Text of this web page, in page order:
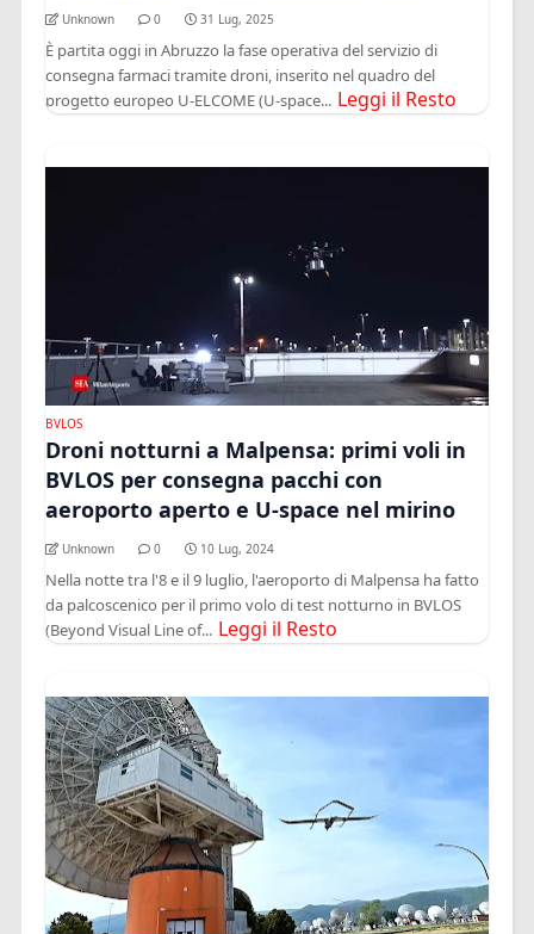
Unknown 0 31 Lug, 2025
È partita oggi in Abruzzo la fase operativa del servizio di
consegna farmaci tramite droni, inserito nel quadro del
progetto europeo U‑ELCOME (U-space... Leggi il Resto
BVLOS
Droni notturni a Malpensa: primi voli in
BVLOS per consegna pacchi con
aeroporto aperto e U-space nel mirino
Unknown 0 10 Lug, 2024
Nella notte tra l'8 e il 9 luglio, l'aeroporto di Malpensa ha fatto
da palcoscenico per il primo volo di test notturno in BVLOS
(Beyond Visual Line of... Leggi il Resto